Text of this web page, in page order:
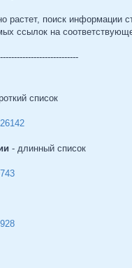
растет, поиск
ссылок на
список
- длинный список